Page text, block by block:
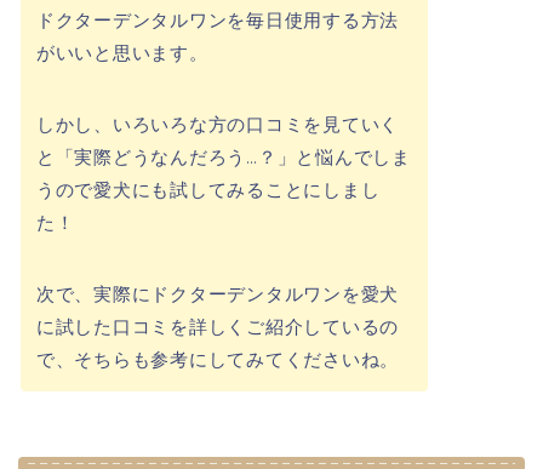
ドクターデンタルワンを毎日使用する方法
がいいと思います。
しかし、いろいろな方の口コミを見ていく
と「実際どうなんだろう…？」と悩んでしま
うので愛犬にも試してみることにしまし
た！
次で、実際にドクターデンタルワンを愛犬
に試した口コミを詳しくご紹介しているの
で、そちらも参考にしてみてくださいね。